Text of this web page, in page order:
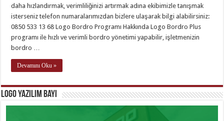
daha hızlandırmak, verimliliğinizi artırmak adına ekibimizle tanışmak
isterseniz telefon numaralarımızdan bizlere ulaşarak bilgi alabilirsiniz:
0850 533 13 68 Logo Bordro Programı Hakkında Logo Bordro Plus
programı ile hızlı ve verimli bordro yönetimi yapabilir, işletmenizin
bordro …
Devamını Oku »
Logo Yazılım Bayi